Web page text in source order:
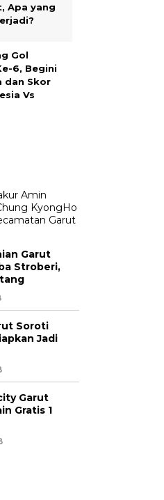
Apa yang
Gol
6, Begini
dan Skor
Vs
Garut
Stroberi,
Soroti
Jadi
Garut
Gratis 1